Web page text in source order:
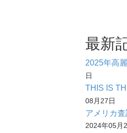
最新
2025年高
日
THIS IS
08月27日
アメリカ
2024年05月